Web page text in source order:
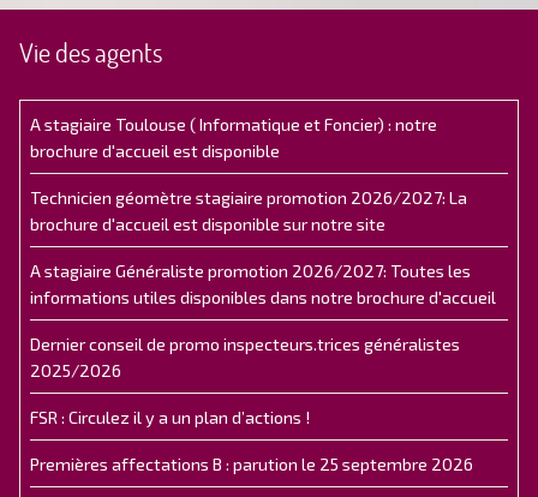
Vie des agents
A stagiaire Toulouse ( Informatique et Foncier) : notre
brochure d'accueil est disponible
Technicien géomètre stagiaire promotion 2026/2027: La
brochure d'accueil est disponible sur notre site
A stagiaire Généraliste promotion 2026/2027: Toutes les
informations utiles disponibles dans notre brochure d'accueil
Dernier conseil de promo inspecteurs.trices généralistes
2025/2026
FSR : Circulez il y a un plan d’actions !
Premières affectations B : parution le 25 septembre 2026